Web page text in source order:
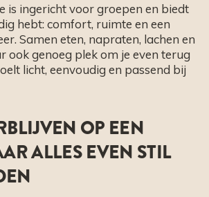
OP EEN
ALLES EVEN STIL
is ingericht voor groepen en biedt
hebt: comfort, ruimte en een
Samen eten, napraten, lachen en
ook genoeg plek om je even terug
licht, eenvoudig en passend bij